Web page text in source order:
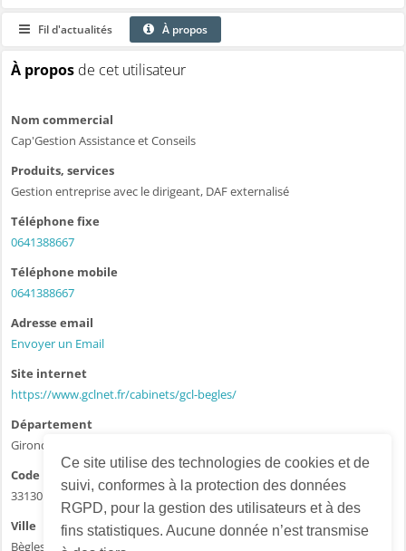
Ce site utilise des technologies de cookies et de
suivi, conformes à la protection des données
RGPD, pour la gestion des utilisateurs et à des
fins statistiques. Aucune donnée n’est transmise
Fil d'actualités À propos
À propos de cet utilisateur
Nom commercial
Cap'Gestion Assistance et Conseils
Produits, services
Gestion entreprise avec le dirigeant, DAF externalisé
Téléphone fixe
0641388667
Téléphone mobile
0641388667
Adresse email
Envoyer un Email
Site internet
https://www.gclnet.fr/cabinets/gcl-begles/
Département
Gironde - 33
Code postal
33130
Ville
Bègles